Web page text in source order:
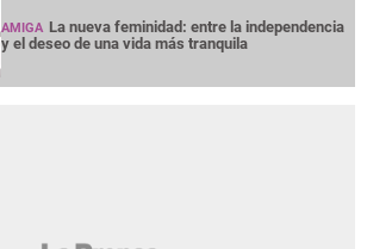
AMIGA La nueva feminidad: entre la independencia
y el deseo de una vida más tranquila